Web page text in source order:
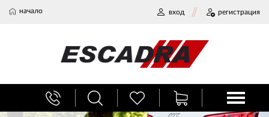
начало вход регистрация
БАГАЖНИЦИ